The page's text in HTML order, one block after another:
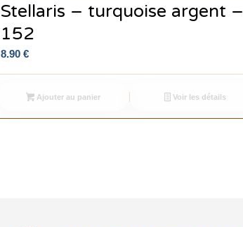
Stellaris – turquoise argent –
152
8.90 €
Ajouter au panier Voir les détails